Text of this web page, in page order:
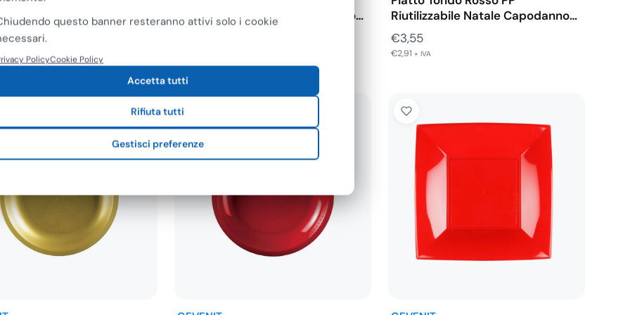
Natale Capodanno
Riutilizzabile Natale Capodanno
290…
Riutilizzabile Natale Capodanno
Ø290…
€3,55
€2,91 + IVA
questo banner resteranno attivi solo i cookie
PolicyCookie Policy
Accetta tutti
Rifiuta tutti
Gestisci preferenze